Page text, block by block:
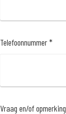
Telefoonnummer *
Vraag en/of opmerking